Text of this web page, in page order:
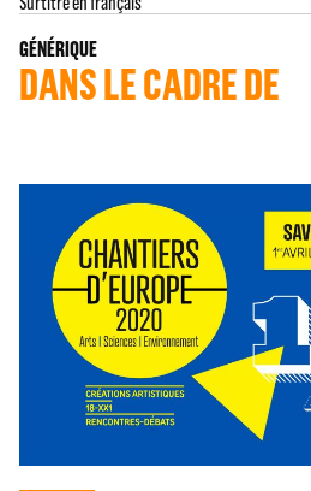
GÉNÉRIQUE
DANS LE CADRE DE